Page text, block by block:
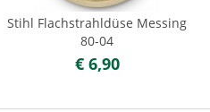
Stihl Flachstrahldüse Messing
80-04
€ 6,90